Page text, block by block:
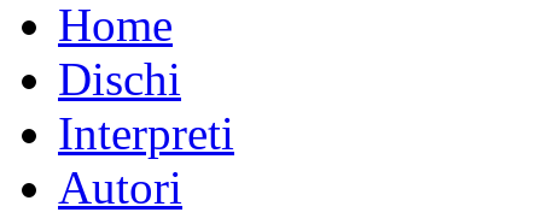
Home
Dischi
Interpreti
Autori